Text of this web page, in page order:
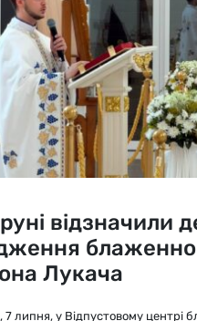
відзначили
Лукача
7 липня, у Відпустовому центрі